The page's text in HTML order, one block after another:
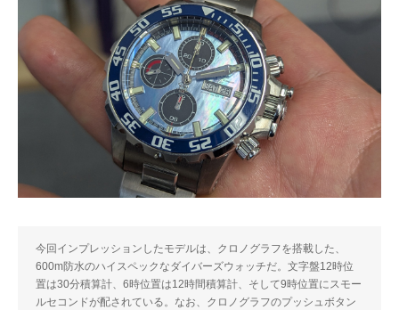
今回インプレッションしたモデルは、クロノグラフを搭載した、
600m防水のハイスペックなダイバーズウォッチだ。文字盤12時位
置は30分積算計、6時位置は12時間積算計、そして9時位置にスモー
ルセコンドが配されている。なお、クロノグラフのプッシュボタン